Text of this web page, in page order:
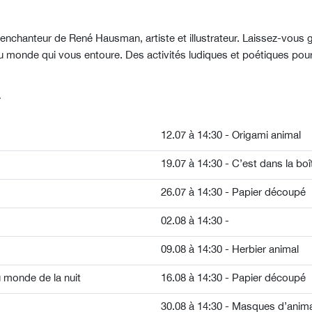
enchanteur de René Hausman, artiste et illustrateur. Laissez-
qui vous entoure. Des activités ludiques et poétiques
12.07 à 14:30 - Origami animal
19.07 à 14:30 - C’est dans la
26.07 à 14:30 - Papier découpé
02.08 à 14:30 -
09.08 à 14:30 - Herbier animal
de la nuit 16.08 à 14:30 - Papier découpé
30.08 à 14:30 - Masques